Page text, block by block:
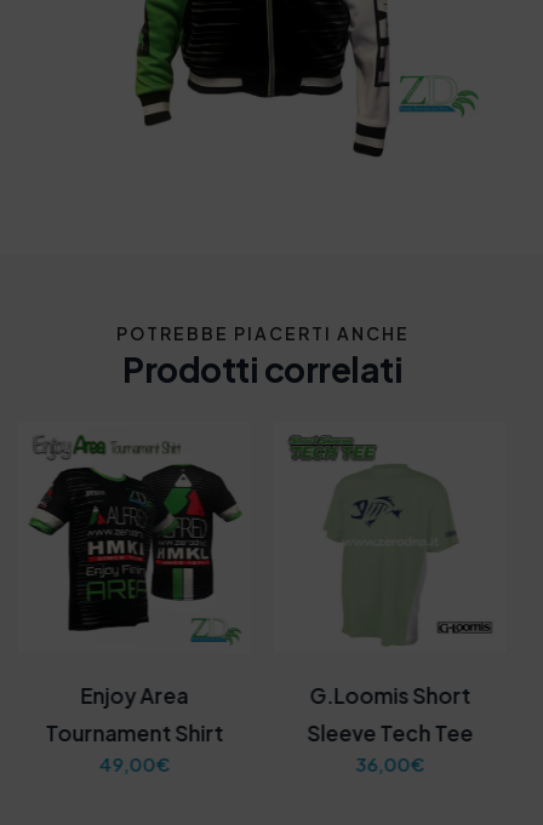
POTREBBE PIACERTI ANCHE
Prodotti correlati
Enjoy Area
Tournament Shirt
49,00€
G.Loomis Short
Sleeve Tech Tee
36,00€